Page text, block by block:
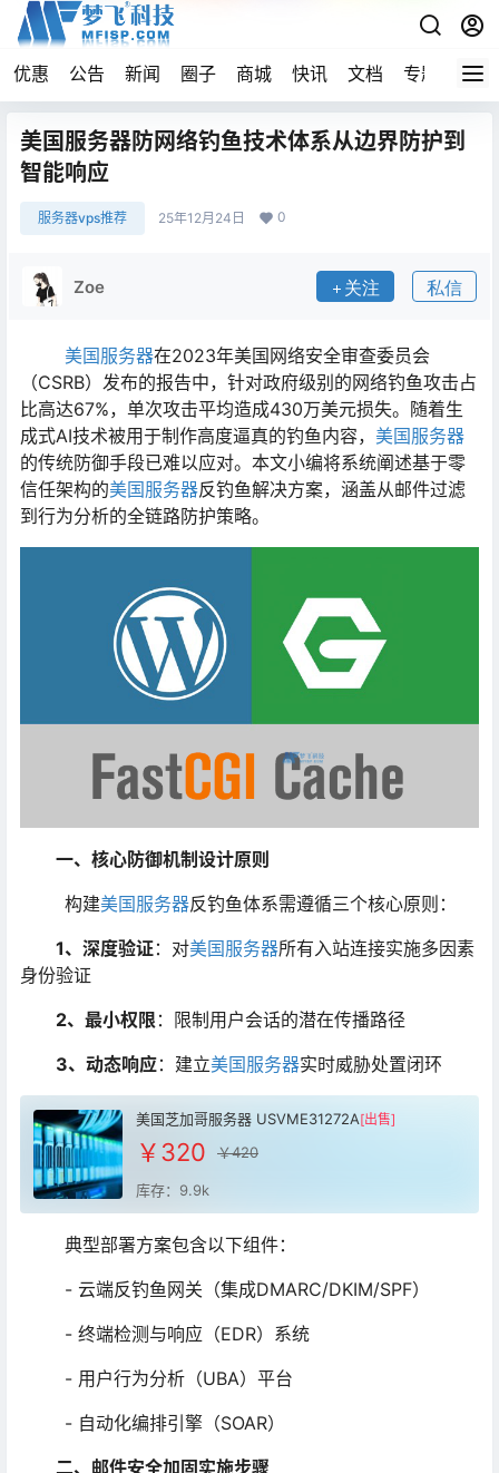
优惠 公告 新闻 圈子 商城 快讯 文档 专题 导航
美国服务器防网络钓鱼技术体系从边界防护到
智能响应
服务器vps推荐 25年12月24日 0
Zoe 关注 私信
美国服务器在2023年美国网络安全审查委员会
（CSRB）发布的报告中，针对政府级别的网络钓鱼攻击占
比高达67%，单次攻击平均造成430万美元损失。随着生
成式AI技术被用于制作高度逼真的钓鱼内容， 美国服务器
的传统防御手段已难以应对。本文小编将系统阐述基于零
信任架构的美国服务器反钓鱼解决方案，涵盖从邮件过滤
到行为分析的全链路防护策略。
一、核心防御机制设计原则
构建美国服务器反钓鱼体系需遵循三个核心原则：
1、深度验证：对美国服务器所有入站连接实施多因素
身份验证
2、最小权限 ：限制用户会话的潜在传播路径
3、动态响应：建立美国服务器实时威胁处置闭环
美国芝加哥服务器 USVME31272A[出售]
￥320 ￥420
库存：9.9k
典型部署方案包含以下组件：
- 云端反钓鱼网关（集成DMARC/DKIM/SPF）
- 终端检测与响应（EDR）系统
- 用户行为分析（UBA）平台
- 自动化编排引擎（SOAR）
二、邮件安全加固实施步骤